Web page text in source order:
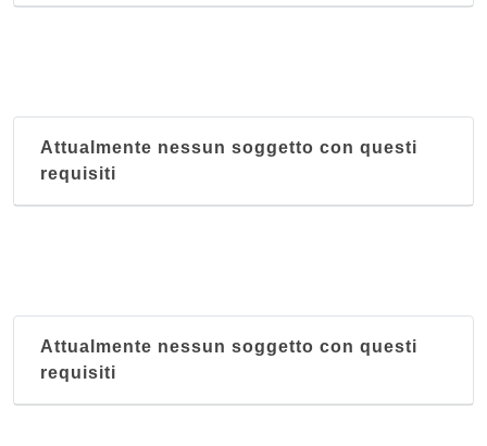
Attualmente nessun soggetto con questi
requisiti
Attualmente nessun soggetto con questi
requisiti